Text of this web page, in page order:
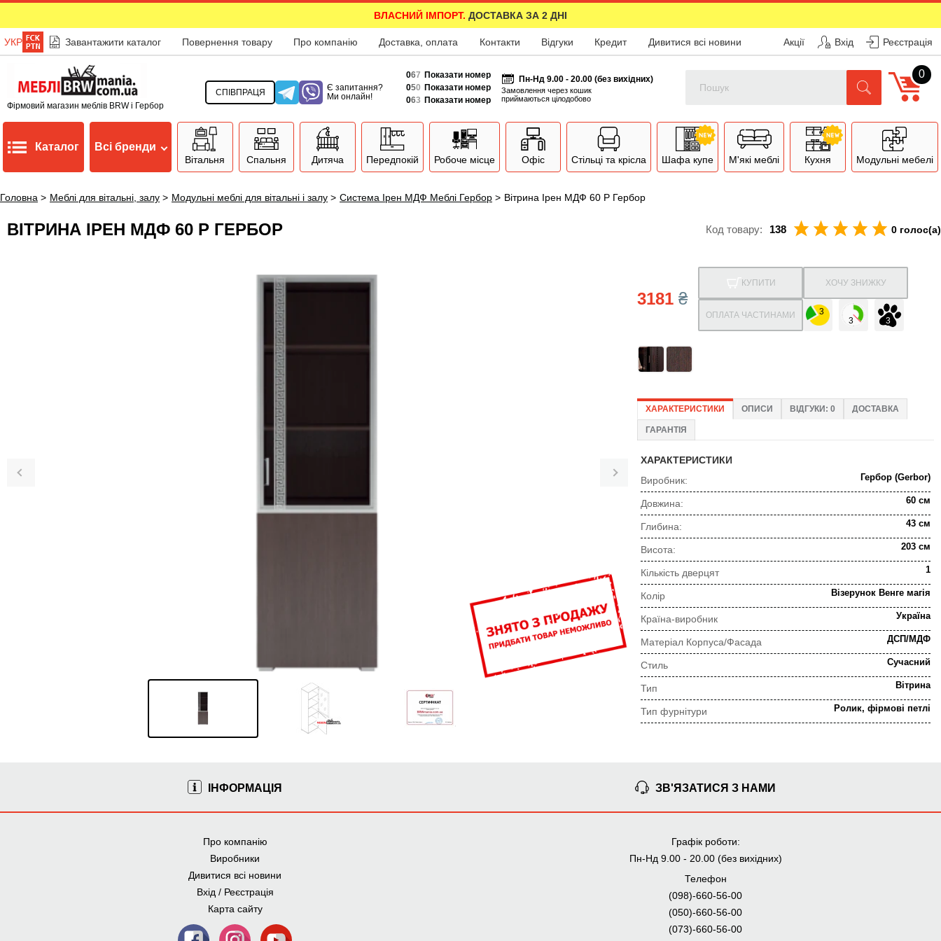
ВЛАСНИЙ ІМПОРТ. ДОСТАВКА ЗА 2 ДНІ
УКР Завантажити каталог Повернення товару Про компанію Доставка, оплата Контакти Відгуки Кредит Дивитися всі новини Акції Вхід Реєстрація
Фірмовий магазин меблів BRW і Гербор
СПІВПРАЦЯ
Є запитання?
Ми онлайн!
067 Показати номер
050 Показати номер
063 Показати номер
Пн-Нд 9.00 - 20.00 (без вихідних)
Замовлення через кошик
приймаються цілодобово
0
Каталог Всі бренди
Вітальня Спальня Дитяча Передпокій Робоче місце Офіс Стільці та крісла Шафа купе М'які меблі Кухня Модульні мебелі
Головна > Меблі для вітальні, залу > Модульні меблі для вітальні і залу > Система Ірен МДФ Меблі Гербор > Вітрина Ірен МДФ 60 P Гербор
ВІТРИНА ІРЕН МДФ 60 P ГЕРБОР Код товару: 138 0 голос(а)
3181₴
КУПИТИ ХОЧУ ЗНИЖКУ
ОПЛАТА ЧАСТИНАМИ
ХАРАКТЕРИСТИКИ ОПИСИ ВІДГУКИ: 0 ДОСТАВКА
ГАРАНТІЯ
ХАРАКТЕРИСТИКИ
Виробник:
Гербор (Gerbor)
Довжина: 60 см
Глибина: 43 см
Висота: 203 см
Кількість дверцят 1
Колір Візерунок Венге магія
Країна-виробник Україна
Матеріал Корпуса/Фасада ДСП/МДФ
Стиль Сучасний
Тип Вітрина
Тип фурнітури Ролик, фірмові петлі
Попередня консультація Прорахунок замовлення
Узгодження замовлення
⇒
Ми уважно стежимо за виконанням замовлення на всіх
етапах від попереднього розрахунку до отримання
меблів.
ІНФОРМАЦІЯ
Про компанію
Виробники
Дивитися всі новини
Вхід / Реєстрація
Карта сайту
ЗВ'ЯЗАТИСЯ З НАМИ
Графік роботи:
Пн-Нд 9.00 - 20.00 (без вихідних)
Телефон
(098)-660-56-00
(050)-660-56-00
(073)-660-56-00